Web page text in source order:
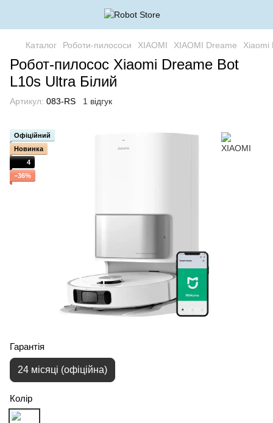
Каталог Роботи-пилососи XIAOMI XIAOMI Dreame Xiaomi
Робот-пилосос Xiaomi Dreame Bot
L10s Ultra Білий
Артикул: 083-RS 1 відгук
Офіційний
Новинка
4
−36%
Гарантія
24 місяці (офіційна)
Колір